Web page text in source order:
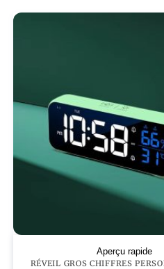
Aperçu rapide
RÉVEIL GROS CHIFFRES